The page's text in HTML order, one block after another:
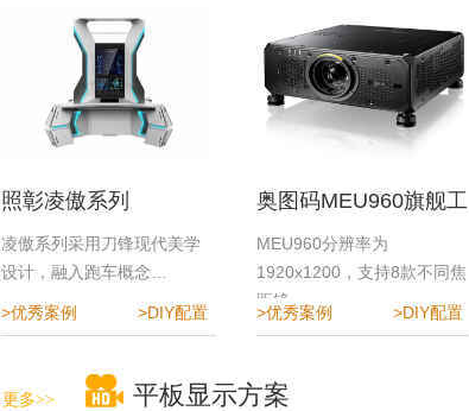
照彰凌傲系列
凌傲系列采用刀锋现代美学
设计，融入跑车概念…
>优秀案例 >DIY配置
奥图码MEU960旗舰工
程投影机
MEU960分辨率为
1920x1200，支持8款不同焦
距镜…
>优秀案例 >DIY配置
更多>> 平板显示方案